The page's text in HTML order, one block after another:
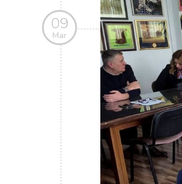
09
Mar